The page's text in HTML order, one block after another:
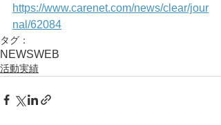
https://www.carenet.com/news/clear/jour
nal/62084
タグ：
NEWSWEB
活動実績